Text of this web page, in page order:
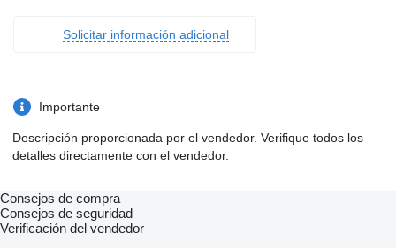
Solicitar información adicional
Importante
Descripción proporcionada por el vendedor. Verifique todos los
detalles directamente con el vendedor.
Consejos de compra
Consejos de seguridad
Verificación del vendedor